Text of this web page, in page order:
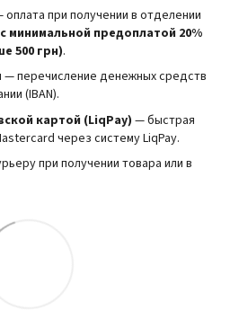
оплата при получении в отделении
с минимальной предоплатой 20%
500 грн).
— перечисление денежных средств
(IBAN).
картой (LiqPay) — быстрая
через систему LiqPay.
при получении товара или в